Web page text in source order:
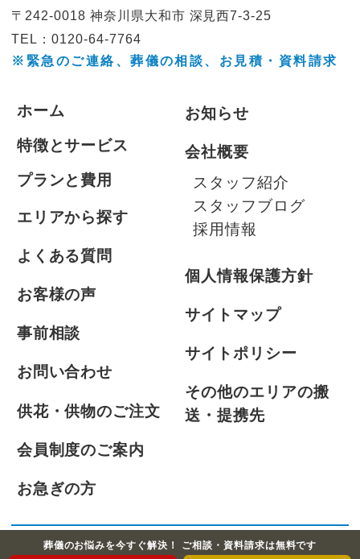
葬儀のお悩みを今すぐ解決！ ご相談・資料請求は無料です
〒242-0018 神奈川県大和市 深見西7-3-25
TEL：0120-64-7764
※緊急のご連絡、葬儀の相談、 お見積・資料請求
ホーム
特徴とサービス
プランと費用
エリアから探す
よくある質問
お客様の声
事前相談
お問い合わせ
供花・供物のご注文
会員制度のご案内
お急ぎの方
お知らせ
会社概要
スタッフ紹介
スタッフブログ
採用情報
個人情報保護方針
サイトマップ
サイトポリシー
その他のエリアの搬
送・提携先
©2021-2026 ふじみ式典株式会社 All Rights Reserved.